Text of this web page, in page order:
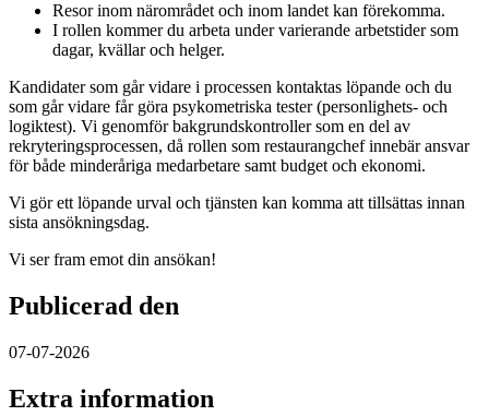
Resor inom närområdet och inom landet kan förekomma.
I rollen kommer du arbeta under varierande arbetstider som
dagar, kvällar och helger.
Kandidater som går vidare i processen kontaktas löpande och du
som går vidare får göra psykometriska tester (personlighets- och
logiktest). Vi genomför bakgrundskontroller som en del av
rekryteringsprocessen, då rollen som restaurangchef innebär ansvar
för både minderåriga medarbetare samt budget och ekonomi.
Vi gör ett löpande urval och tjänsten kan komma att tillsättas innan
sista ansökningsdag.
Vi ser fram emot din ansökan!
Publicerad den
07-07-2026
Extra information